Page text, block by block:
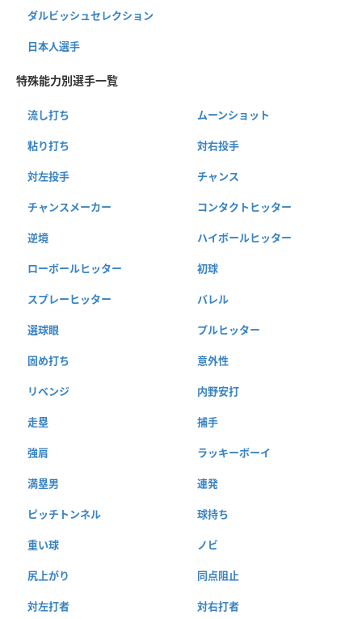
ダルビッシュセレクション
日本人選手
特殊能力別選手一覧
流し打ち ムーンショット
粘り打ち 対右投手
対左投手 チャンス
チャンスメーカー コンタクトヒッター
逆境 ハイボールヒッター
ローボールヒッター 初球
スプレーヒッター バレル
選球眼 プルヒッター
固め打ち 意外性
リベンジ 内野安打
走塁 捕手
強肩 ラッキーボーイ
満塁男 連発
ピッチトンネル 球持ち
重い球 ノビ
尻上がり 同点阻止
対左打者 対右打者